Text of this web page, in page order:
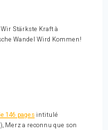
Stärkste Kraft à
Wandel Wird Kommen!
146 pages intitulé
Merz a reconnu que son